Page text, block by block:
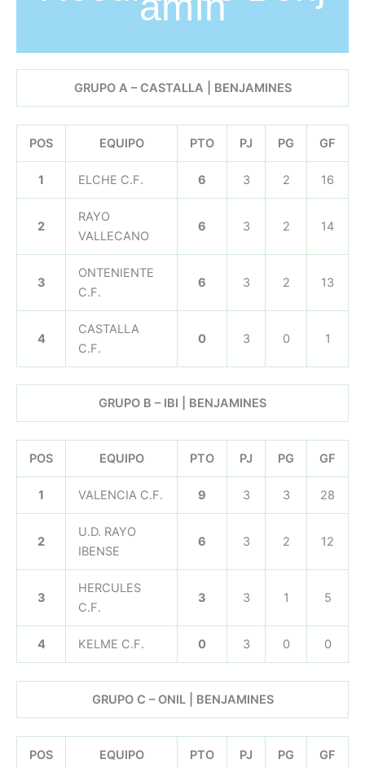
GRUPO A – CASTALLA | BENJAMINES
POS EQUIPO PTO PJ PG GF
1 ELCHE C.F. 6 3 2 16
2
RAYO
VALLECANO
6 3 2 14
3
ONTENIENTE
C.F.
6 3 2 13
4
CASTALLA
C.F.
0 3 0 1
GRUPO B – IBI | BENJAMINES
POS EQUIPO PTO PJ PG GF
1 VALENCIA C.F. 9 3 3 28
2
U.D. RAYO
IBENSE
6 3 2 12
3
HERCULES
C.F.
3 3 1 5
4 KELME C.F. 0 3 0 0
GRUPO C – ONIL | BENJAMINES
POS EQUIPO PTO PJ PG GF